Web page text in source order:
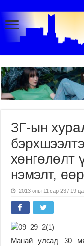
ЗГ-ын
хөнгөлөлт
нэмэлт,
2013 оны 11 сар 23 / 19
Манай улсад 30